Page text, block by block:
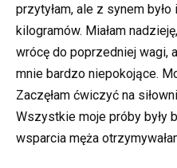
przytyłam, ale z synem
kilogramów. Miałam
wrócę do poprzedniej wagi,
mnie bardzo niepokojące.
Zaczęłam ćwiczyć na
Wszystkie moje próby były
wsparcia męża